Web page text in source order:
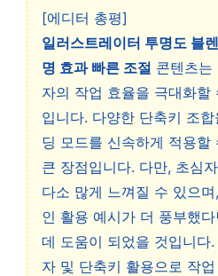
[에디터 총평]
일러스트레이터 투명도 블
명 효과 빠른 조절 콘텐츠는
자의 작업 효율을 극대화할
입니다. 다양한 단축키 조
딩 모드를 신속하게 적용할
큰 장점입니다. 다만, 초심
다소 많게 느껴질 수 있으
인 활용 예시가 더 풍부했
데 도움이 되었을 것입니다
자 및 단축키 활용으로 작